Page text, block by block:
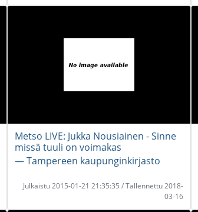
Metso LIVE: Jukka Nousiainen - Sinne
missä tuuli on voimakas
― Tampereen kaupunginkirjasto
Julkaistu 2015-01-21 21:35:35 / Tallennettu 2018-
03-16